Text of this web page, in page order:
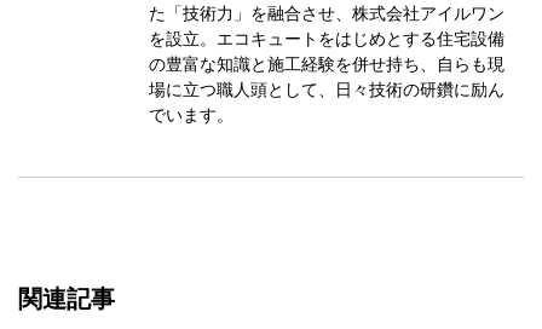
た「技術力」を融合させ、株式会社アイルワン
を設立。エコキュートをはじめとする住宅設備
の豊富な知識と施工経験を併せ持ち、自らも現
場に立つ職人頭として、日々技術の研鑽に励ん
でいます。
関連記事